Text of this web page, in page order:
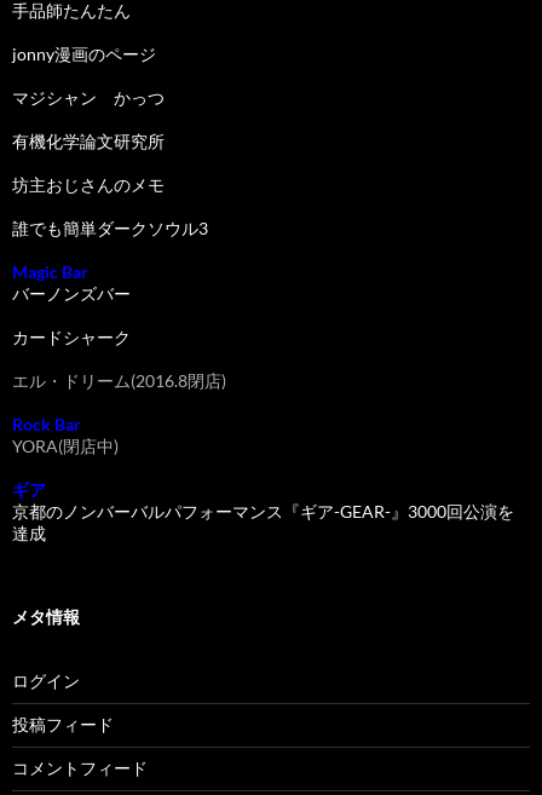
手品師たんたん
jonny漫画のページ
マジシャン かっつ
有機化学論文研究所
坊主おじさんのメモ
誰でも簡単ダークソウル3
Magic Bar
バーノンズバー
カードシャーク
エル・ドリーム(2016.8閉店)
Rock Bar
YORA(閉店中)
ギア
京都のノンバーバルパフォーマンス『ギア-GEAR-』3000回公演を
達成
メタ情報
ログイン
投稿フィード
コメントフィード